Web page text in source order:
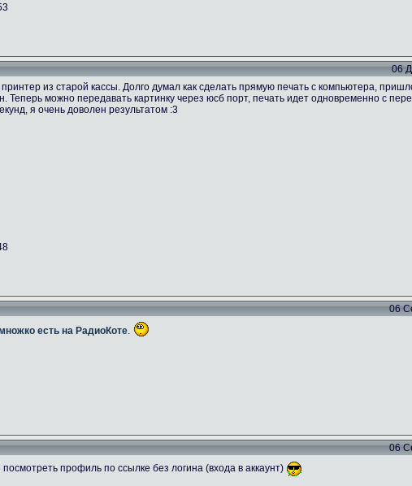
06
из старой кассы. Долго думал как сделать прямую печать с компьютера,
Теперь можно передавать картинку через юсб порт, печать идет одновременно с
я очень доволен результатом :3
06
есть на РадиоКоте
06
профиль по ссылке без логина (входа в аккаунт)